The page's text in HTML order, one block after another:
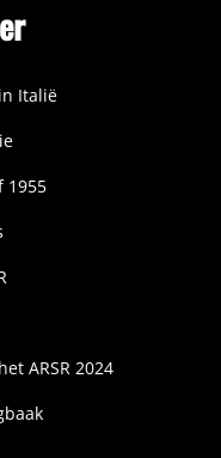
Italië
1955
ARSR 2024